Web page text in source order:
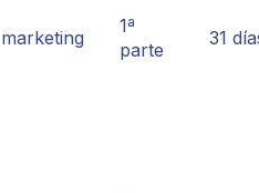
marketing
1ª
parte
31